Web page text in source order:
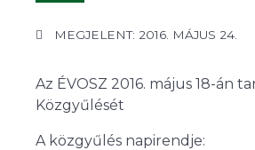
MEGJELENT: 2016. MÁJUS 24.
Az ÉVOSZ 2016. május 18-án
Közgyűlését
A közgyűlés napirendje: